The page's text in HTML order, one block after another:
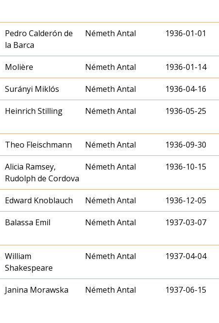
Pedro Calderón de
la Barca
Németh Antal 1936-01-01
Molière Németh Antal 1936-01-14
Surányi Miklós Németh Antal 1936-04-16
Heinrich Stilling Németh Antal 1936-05-25
Theo Fleischmann Németh Antal 1936-09-30
Alicia Ramsey,
Rudolph de Cordova
Németh Antal 1936-10-15
Edward Knoblauch Németh Antal 1936-12-05
Balassa Emil Németh Antal 1937-03-07
William
Shakespeare
Németh Antal 1937-04-04
Janina Morawska Németh Antal 1937-06-15